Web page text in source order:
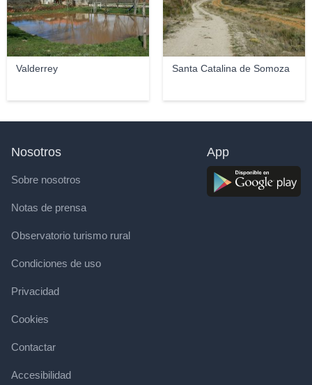
Valderrey Santa Catalina de Somoza
Nosotros
Sobre nosotros
Notas de prensa
Observatorio turismo rural
Condiciones de uso
Privacidad
Cookies
Contactar
Accesibilidad
App